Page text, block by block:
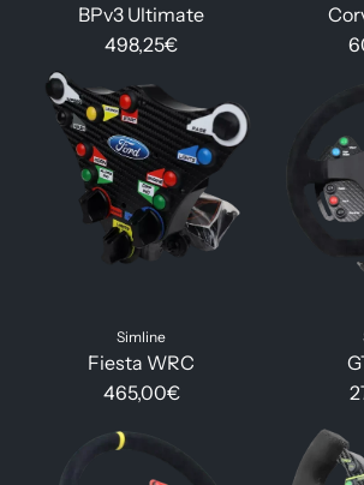
BPv3 Ultimate
498,25€
Simline
Fiesta WRC
465,00€